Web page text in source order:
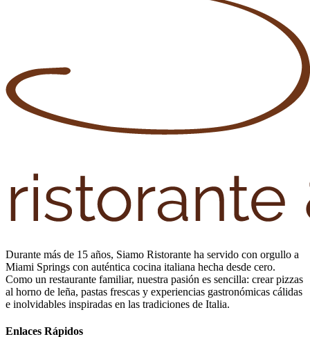
Durante más de 15 años, Siamo Ristorante ha servido con orgullo a
Miami Springs con auténtica cocina italiana hecha desde cero.
Como un restaurante familiar, nuestra pasión es sencilla: crear pizzas
al horno de leña, pastas frescas y experiencias gastronómicas cálidas
e inolvidables inspiradas en las tradiciones de Italia.
Enlaces Rápidos